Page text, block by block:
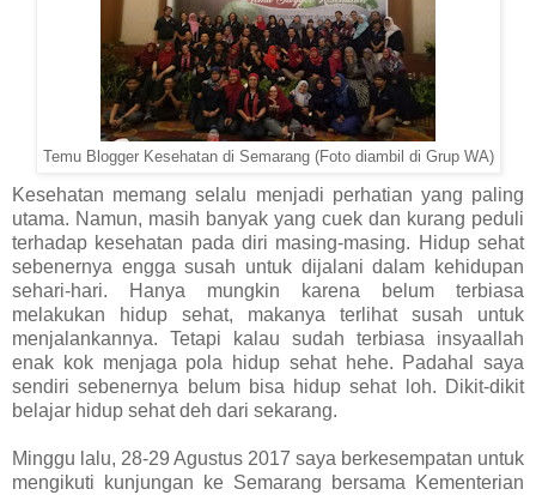
Temu Blogger Kesehatan di Semarang (Foto diambil di Grup WA)
Kesehatan memang selalu menjadi perhatian yang paling
utama. Namun, masih banyak yang cuek dan kurang peduli
terhadap kesehatan pada diri masing-masing. Hidup sehat
sebenernya engga susah untuk dijalani dalam kehidupan
sehari-hari. Hanya mungkin karena belum terbiasa
melakukan hidup sehat, makanya terlihat susah untuk
menjalankannya. Tetapi kalau sudah terbiasa insyaallah
enak kok menjaga pola hidup sehat hehe. Padahal saya
sendiri sebenernya belum bisa hidup sehat loh. Dikit-dikit
belajar hidup sehat deh dari sekarang.
Minggu lalu, 28-29 Agustus 2017 saya berkesempatan untuk
mengikuti kunjungan ke Semarang bersama Kementerian